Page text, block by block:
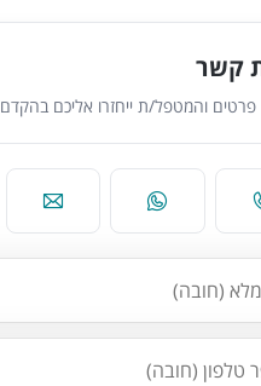
קשר
פרטים והמטפל/ת ייחזרו אליכם בהקדם